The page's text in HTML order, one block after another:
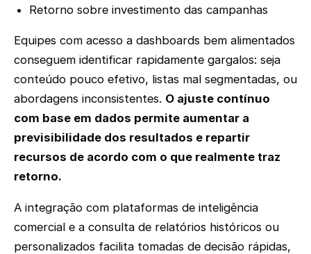
Retorno sobre investimento das campanhas
Equipes com acesso a dashboards bem alimentados
conseguem identificar rapidamente gargalos: seja
conteúdo pouco efetivo, listas mal segmentadas, ou
abordagens inconsistentes. O ajuste contínuo
com base em dados permite aumentar a
previsibilidade dos resultados e repartir
recursos de acordo com o que realmente traz
retorno.
A integração com plataformas de inteligência
comercial e a consulta de relatórios históricos ou
personalizados facilita tomadas de decisão rápidas,